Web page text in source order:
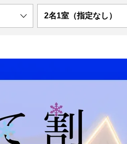
2名1室（指定なし）